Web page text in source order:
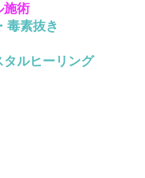
施術
毒素抜き
タルヒーリング